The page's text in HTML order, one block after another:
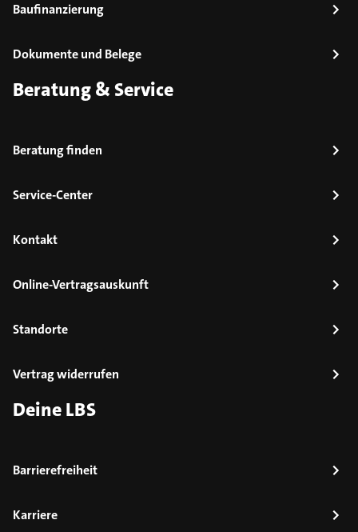
Baufinanzierung
Dokumente und Belege
Beratung & Service
Beratung finden
Service-Center
Kontakt
Online-Vertragsauskunft
Standorte
Vertrag widerrufen
Deine LBS
Barrierefreiheit
Karriere